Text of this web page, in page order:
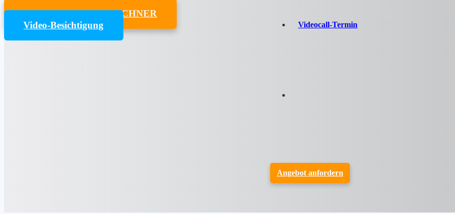
Videocall-Termin
Angebot anfordern
UMZUGSKOSTENRECHNER
Video-Besichtigung